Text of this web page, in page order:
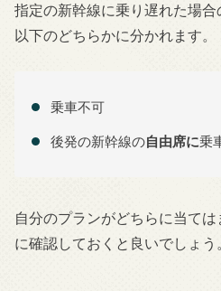
指定の新幹線に乗り遅れた場
以下のどちらかに分かれます。
乗車不可
後発の新幹線の自由席に乗
自分のプランがどちらに当て
に確認しておくと良いでしょう